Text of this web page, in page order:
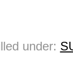
under: